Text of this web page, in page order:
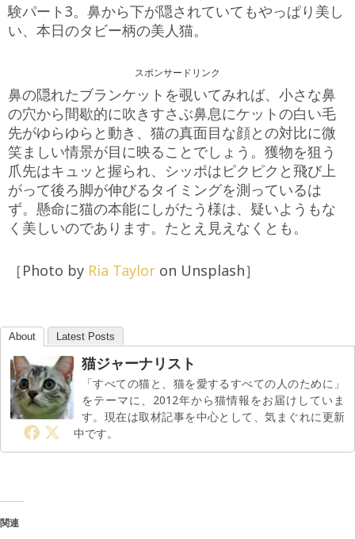
験パート3。鼻から下が隠されていてもやっぱり美し
い、本日のタビー柄の美人猫。
スポンサードリンク
鼻の隠れたブランケットを覗いてみれば、小さな鼻
の穴から間歇的に吹きすさぶ鼻息にケットの白い毛
先がゆらゆらと動き、猫の真面目な顔との対比に微
笑ましい情景が目に映ることでしょう。獲物を狙う
爪先はキュッと握られ、シッポはピクピクと飛び上
がって後ろ脚が伸びるタイミングを測っているは
ず。懸命に猫の本能にしがたう様は、疑いようもな
く美しいのであります。たとえ見えなくとも。
［Photo by Ria Taylor on Unsplash］
About Latest Posts
猫ジャーナリスト
「すべての猫と、猫を愛するすべての人のために」
をテーマに、2012年から猫情報をお届けしていま
す。現在は取材記事を中心として、気まぐれに更新
中です。
関連